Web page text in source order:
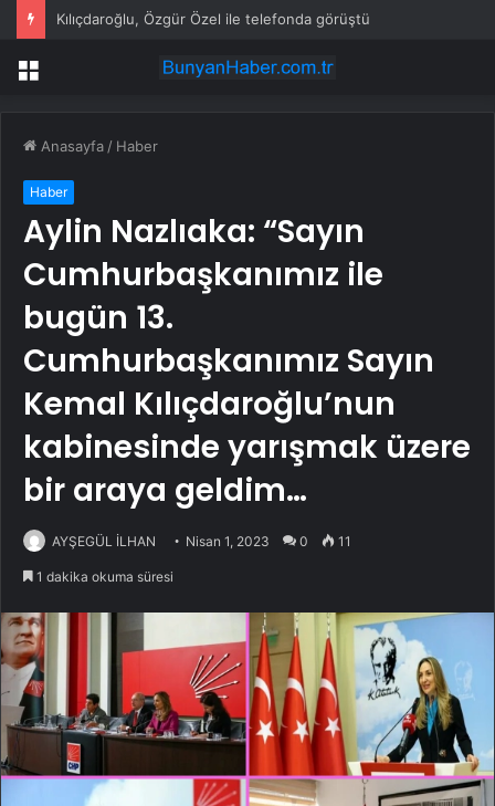
Kılıçdaroğlu, Özgür Özel ile telefonda görüştü
Menü
Anasayfa / Haber
Haber
Aylin Nazlıaka: “Sayın
Cumhurbaşkanımız ile
bugün 13.
Cumhurbaşkanımız Sayın
Kemal Kılıçdaroğlu’nun
kabinesinde yarışmak üzere
bir araya geldim…
AYŞEGÜL İLHAN Nisan 1, 2023 0 11
1 dakika okuma süresi